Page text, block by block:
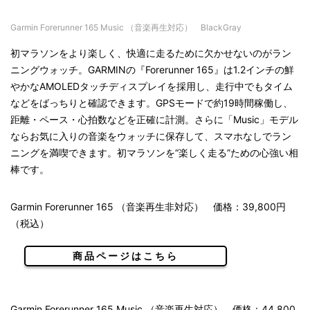
Garmin Forerunner 165 Music （音楽再生対応） BlackGray
初マラソンをより楽しく、快適に走るために欠かせないのがラン
ニングウォッチ。GARMINの『Forerunner 165』は1.2インチの鮮
やかなAMOLEDタッチディスプレイを採用し、走行中でもタイム
などをばっちりと確認できます。GPSモードで約19時間稼働し、
距離・ペース・心拍数などを正確に計測。さらに「Music」モデル
ならお気に入りの音楽をウォッチに保存して、スマホなしでラン
ニングを満喫できます。初マラソンを“楽しく走る”ための心強い相
棒です。
Garmin Forerunner 165 （音楽再生非対応） 価格：39,800円
（税込）
商品ページはこちら